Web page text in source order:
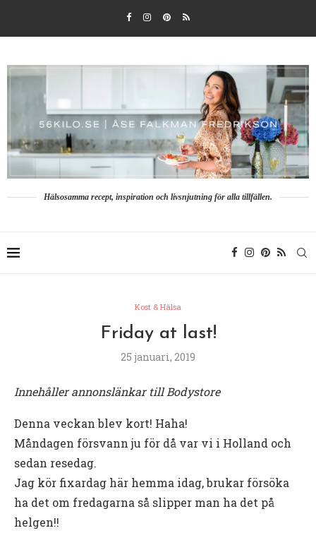
Hälsosamma recept, inspiration och livsnjutning för alla tillfällen.
Kost & Hälsa
Friday at last!
25 januari, 2019
Innehåller annonslänkar till Bodystore
Denna veckan blev kort! Haha!
Måndagen försvann ju för då var vi i Holland och
sedan resedag.
Jag kör fixardag här hemma idag, brukar försöka
ha det om fredagarna så slipper man ha det på
helgen!!